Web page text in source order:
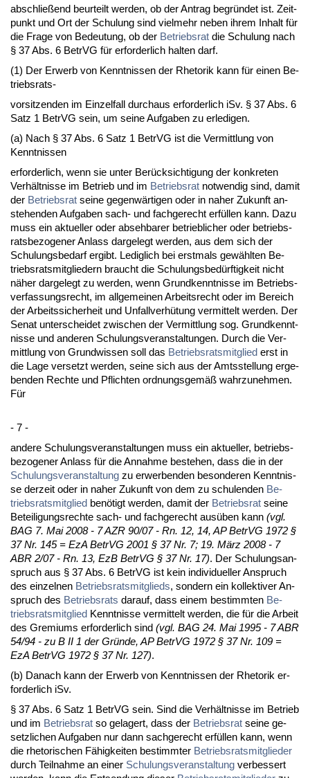
ab­sch­ließend be­ur­teilt wer­den, ob der An­trag be­gründet ist. Zeit­
punkt und Ort der Schu­lung sind viel­mehr ne­ben ih­rem In­halt für
die Fra­ge von Be­deu­tung, ob der Be­triebs­rat die Schu­lung nach
§ 37 Abs. 6 Be­trVG für er­for­der­lich hal­ten darf.
(1) Der Er­werb von Kennt­nis­sen der Rhe­to­rik kann für ei­nen Be­
triebs­rats-
vor­sit­zen­den im Ein­zel­fall durch­aus er­for­der­lich iSv. § 37 Abs. 6
Satz 1 Be­trVG sein, um sei­ne Auf­ga­ben zu er­le­di­gen.
(a) Nach § 37 Abs. 6 Satz 1 Be­trVG ist die Ver­mitt­lung von
Kennt­nis­sen
er­for­der­lich, wenn sie un­ter Berück­sich­ti­gung der kon­kre­ten
Verhält­nis­se im Be­trieb und im Be­triebs­rat not­wen­dig sind, da­mit
der Be­triebs­rat sei­ne ge­genwärti­gen oder in na­her Zu­kunft an­
ste­hen­den Auf­ga­ben sach- und fach­ge­recht erfüllen kann. Da­zu
muss ein ak­tu­el­ler oder ab­seh­ba­rer be­trieb­li­cher oder be­triebs­
rats­be­zo­ge­ner An­lass dar­ge­legt wer­den, aus dem sich der
Schu­lungs­be­darf er­gibt. Le­dig­lich bei erst­mals gewähl­ten Be­
triebs­rats­mit­glie­dern braucht die Schu­lungs­bedürf­tig­keit nicht
näher dar­ge­legt zu wer­den, wenn Grund­kennt­nis­se im Be­triebs­
ver­fas­sungs­recht, im all­ge­mei­nen Ar­beits­recht oder im Be­reich
der Ar­beits­si­cher­heit und Un­fall­verhütung ver­mit­telt wer­den. Der
Se­nat un­ter­schei­det zwi­schen der Ver­mitt­lung sog. Grund­kennt­
nis­se und an­de­ren Schu­lungs­ver­an­stal­tun­gen. Durch die Ver­
mitt­lung von Grund­wis­sen soll das Be­triebs­rats­mit­glied erst in
die La­ge ver­setzt wer­den, sei­ne sich aus der Amts­stel­lung er­ge­
ben­den Rech­te und Pflich­ten ord­nungs­gemäß wahr­zu­neh­men.
Für
- 7 -
an­de­re Schu­lungs­ver­an­stal­tun­gen muss ein ak­tu­el­ler, be­triebs­
be­zo­ge­ner An­lass für die An­nah­me be­ste­hen, dass die in der
Schu­lungs­ver­an­stal­tung zu er­wer­ben­den be­son­de­ren Kennt­nis­
se der­zeit oder in na­her Zu­kunft von dem zu schu­len­den Be­
triebs­rats­mit­glied benötigt wer­den, da­mit der Be­triebs­rat sei­ne
Be­tei­li­gungs­rech­te sach- und fach­ge­recht ausüben kann (vgl.
BAG 7. Mai 2008 - 7 AZR 90/07 - Rn. 12, 14, AP Be­trVG 1972 §
37 Nr. 145 = EzA Be­trVG 2001 § 37 Nr. 7; 19. März 2008 - 7
ABR 2/07 - Rn. 13, EzB Be­trVG § 37 Nr. 17). Der Schu­lungs­an­
spruch aus § 37 Abs. 6 Be­trVG ist kein in­di­vi­du­el­ler An­spruch
des ein­zel­nen Be­triebs­rats­mit­glieds, son­dern ein kol­lek­ti­ver An­
spruch des Be­triebs­rats dar­auf, dass ei­nem be­stimm­ten Be­
triebs­rats­mit­glied Kennt­nis­se ver­mit­telt wer­den, die für die Ar­beit
des Gre­mi­ums er­for­der­lich sind (vgl. BAG 24. Mai 1995 - 7 ABR
54/94 - zu B II 1 der Gründe, AP Be­trVG 1972 § 37 Nr. 109 =
EzA Be­trVG 1972 § 37 Nr. 127).
(b) Da­nach kann der Er­werb von Kennt­nis­sen der Rhe­to­rik er­
for­der­lich iSv.
§ 37 Abs. 6 Satz 1 Be­trVG sein. Sind die Verhält­nis­se im Be­trieb
und im Be­triebs­rat so ge­la­gert, dass der Be­triebs­rat sei­ne ge­
setz­li­chen Auf­ga­ben nur dann sach­ge­recht erfüllen kann, wenn
die rhe­to­ri­schen Fähig­kei­ten be­stimm­ter Be­triebs­rats­mit­glie­der
durch Teil­nah­me an ei­ner Schu­lungs­ver­an­stal­tung ver­bes­sert